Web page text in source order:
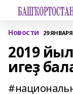
Новости 29 ЯНВАРЯ
2019
игеҙ